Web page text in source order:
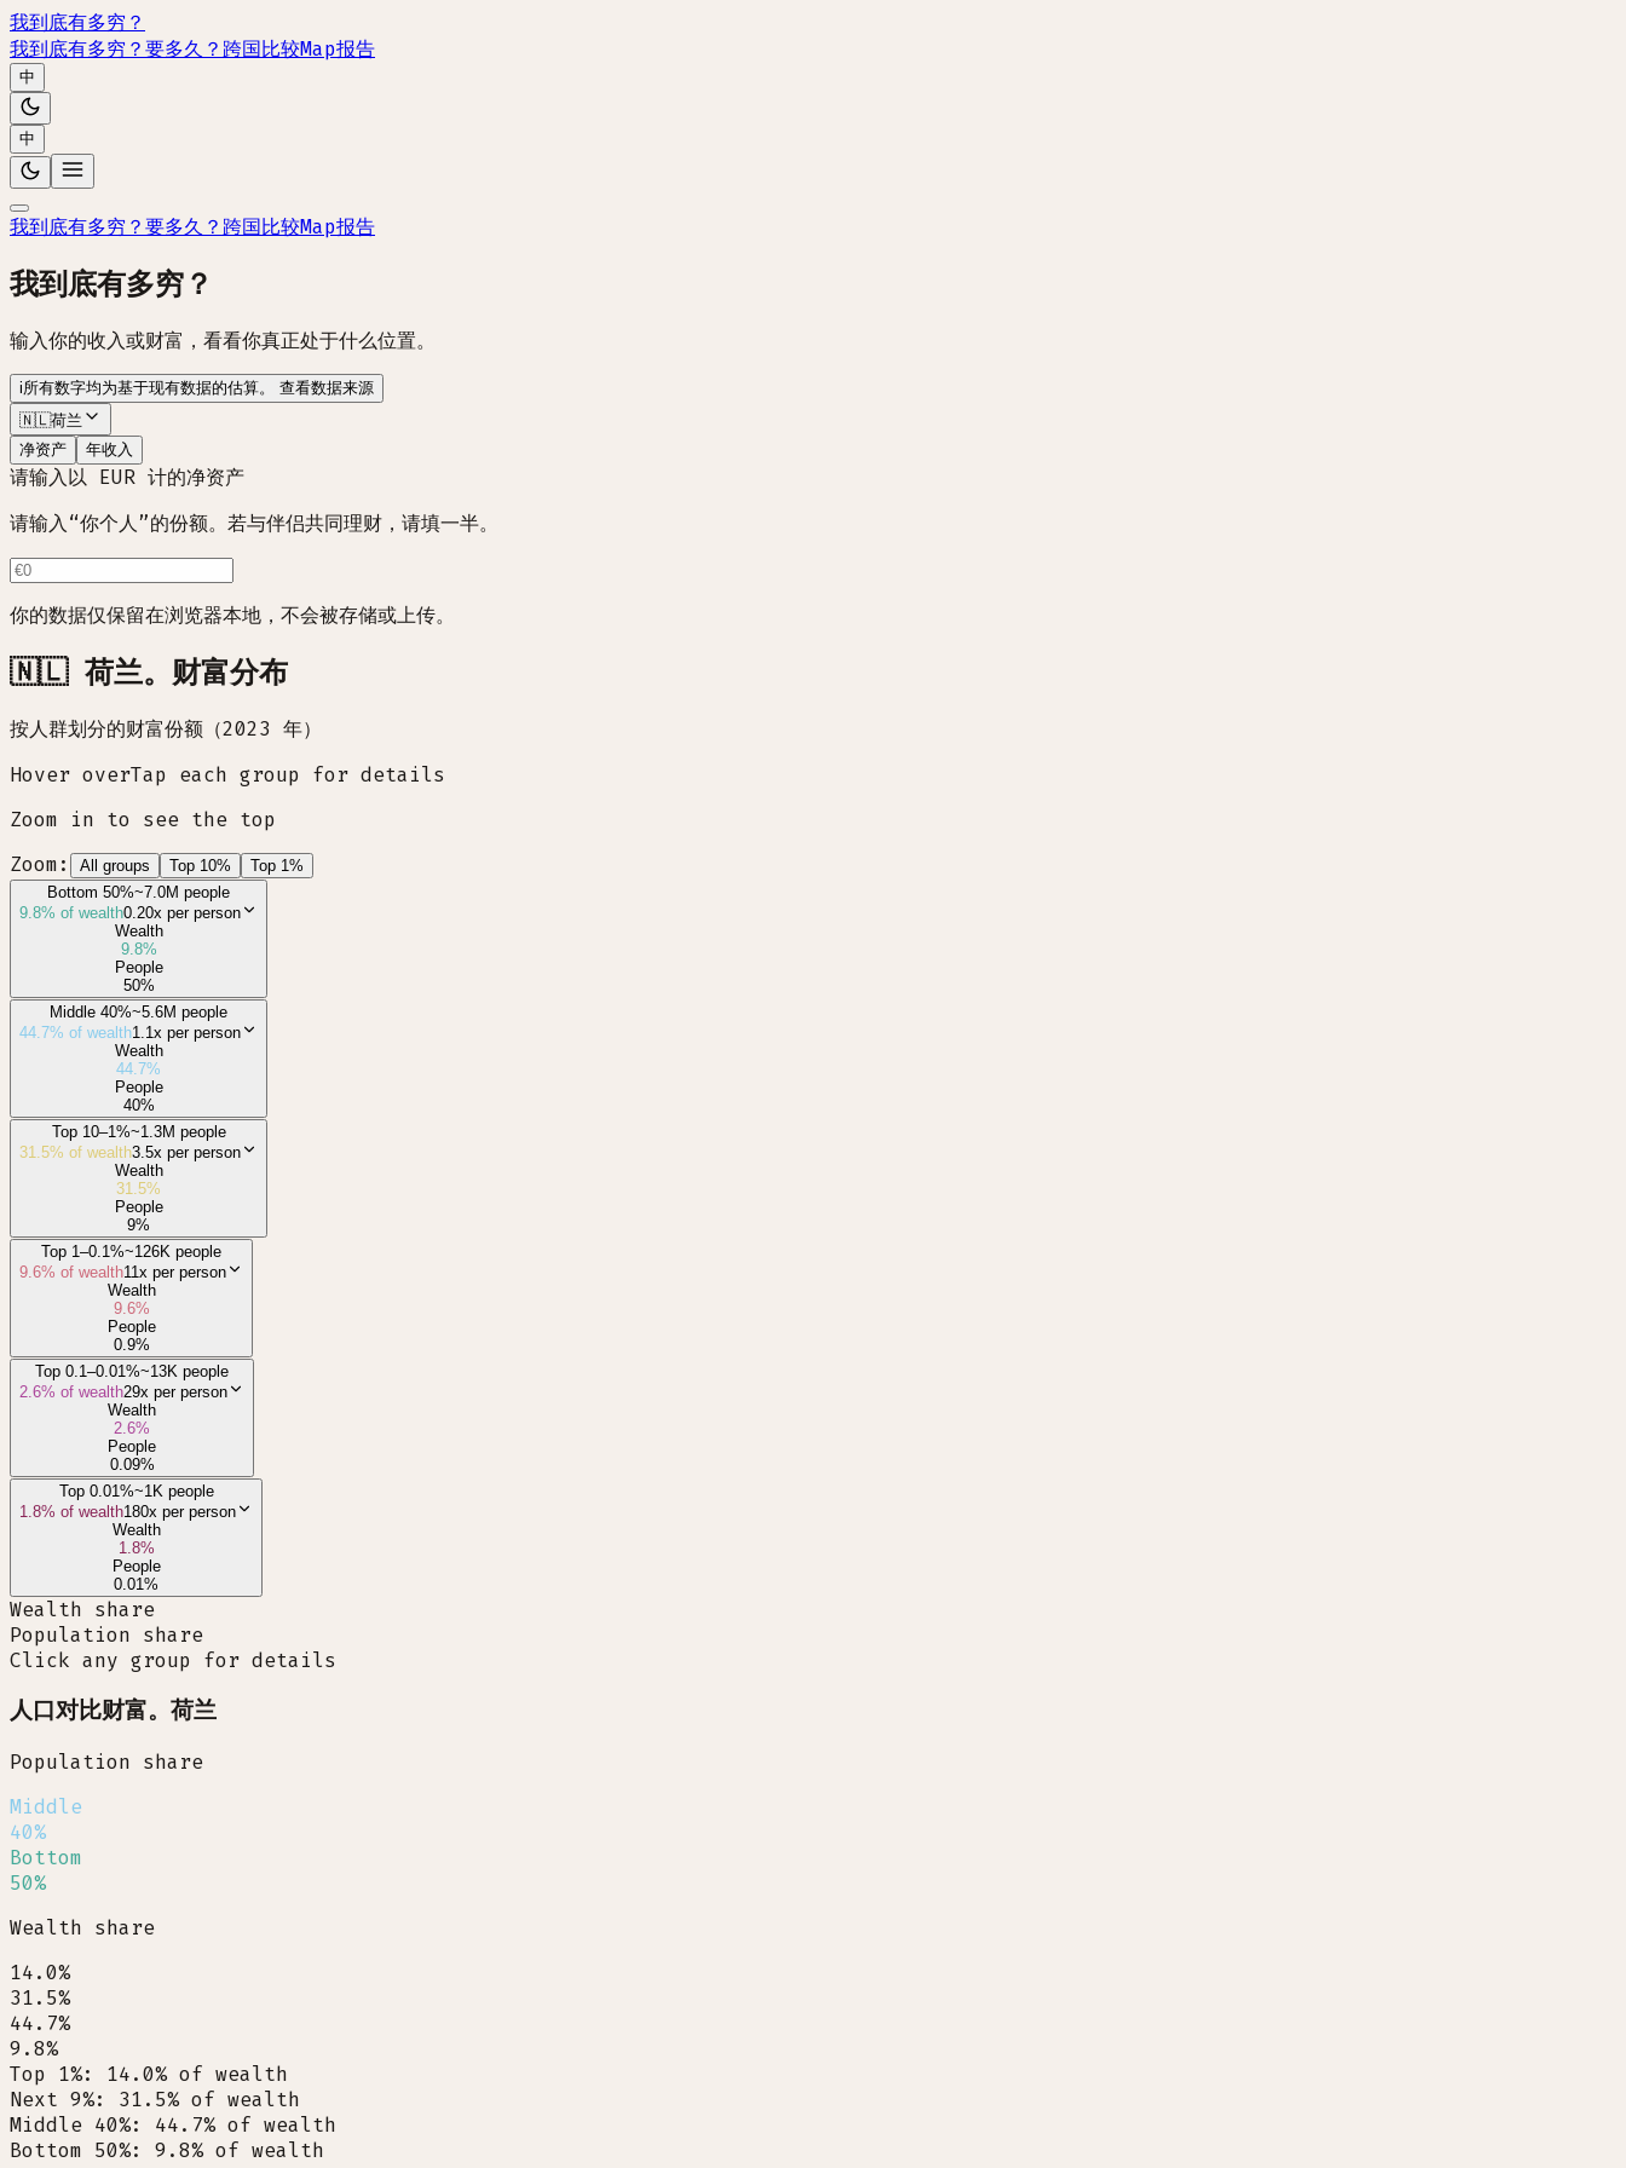
我到底有多穷？
我到底有多穷？要多久？ 跨国比较Map报告
中
中
我到底有多穷？要多久？ 跨国比较Map报告
我到底有多穷？
输入你的收入或财富，看看你真正处于什么位置。
i所有数字均为基于现有数据的估算。
查看数据来源
🇳🇱荷兰
净资产
年收入
请输入以 EUR 计的净资产
请输入“你个人”的份额。若与伴侣共同理财，请填一半。
你的数据仅保留在浏览器本地，不会被存储或上传。
🇳🇱 荷兰。财富分布
按人群划分的财富份额（2023 年）
Hover overTap each group for details
Zoom in to see the top
Zoom:
All groups Top 10%
Top 1%
Bottom 50%~7.0M people
9.8% of wealth0.20x per person
Wealth
9.8%
People
50%
Middle 40%~5.6M people
44.7% of wealth1.1x per person
Wealth
44.7%
People
40%
Top 10–1%~1.3M people
31.5% of wealth3.5x per person
Wealth
31.5%
People
9%
Top 1–0.1%~126K people
9.6% of wealth11x per person
Wealth
9.6%
People
0.9%
Top 0.1–0.01%~13K people
2.6% of wealth29x per person
Wealth
2.6%
People
0.09%
Top 0.01%~1K people
1.8% of wealth180x per person
Wealth
1.8%
People
0.01%
Wealth share
Population share
Click any group for details
人口对比财富。荷兰
Population share
Middle
40%
Bottom
50%
Wealth share
14.0%
31.5%
44.7%
9.8%
Top 1%: 14.0% of wealth
Next 9%: 31.5% of wealth
Middle 40%: 44.7% of wealth
Bottom 50%: 9.8% of wealth